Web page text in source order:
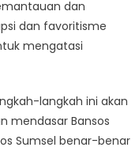
dan
dan favoritisme
mengatasi
langkah ini akan
mendasar Bansos
Sumsel benar-benar